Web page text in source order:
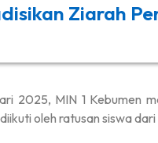
Ziarah
2025, MIN 1 Kebumen
oleh ratusan siswa